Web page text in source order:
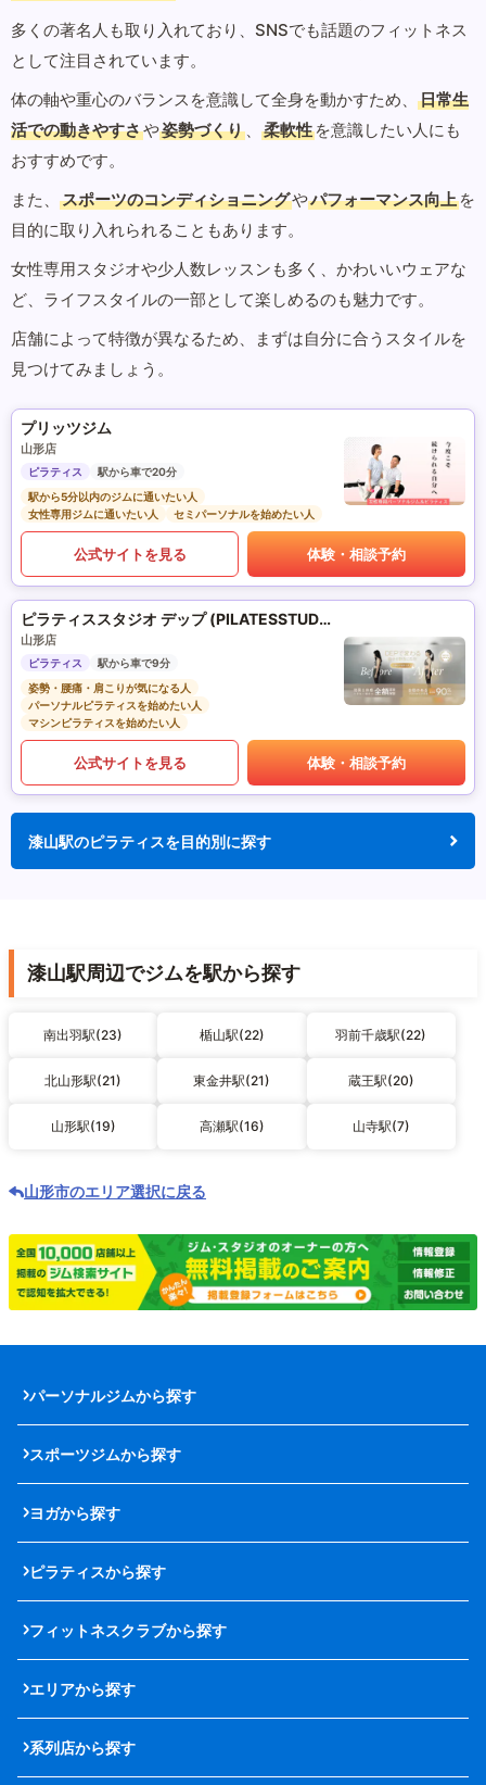
多くの著名人も取り入れており、SNSでも話題のフィットネス
として注目されています。
体の軸や重心のバランスを意識して全身を動かすため、
日常生
活での動きやすさや姿勢づくり 、 柔軟性 を意識したい人にも
おすすめです。
また、
スポーツのコンディショニングやパフォーマンス向上 を
目的に取り入れられることもあります。
女性専用スタジオや少人数レッスンも多く、かわいいウェアな
ど、ライフスタイルの一部として楽しめるのも魅力です。
店舗によって特徴が異なるため、まずは自分に合うスタイルを
見つけてみましょう。
プリッツジム
山形店
ピラティス
駅から車で20分
駅から5分以内のジムに通いたい人
女性専用ジムに通いたい人
セミパーソナルを始めたい人
公式サイトを見る 体験・相談予約
ピラティススタジオ デップ (PILATESSTUDIO DEP)
山形店
ピラティス
駅から車で9分
姿勢・腰痛・肩こりが気になる人
パーソナルピラティスを始めたい人
マシンピラティスを始めたい人
公式サイトを見る 体験・相談予約
漆山駅のピラティスを目的別に探す
漆山駅周辺でジムを駅から探す
南出羽駅(23) 楯山駅(22) 羽前千歳駅(22)
北山形駅(21) 東金井駅(21) 蔵王駅(20)
山形駅(19) 高瀬駅(16) 山寺駅(7)
山形市のエリア選択に戻る
パーソナルジムから探す
スポーツジムから探す
ヨガから探す
ピラティスから探す
フィットネスクラブから探す
エリアから探す
系列店から探す